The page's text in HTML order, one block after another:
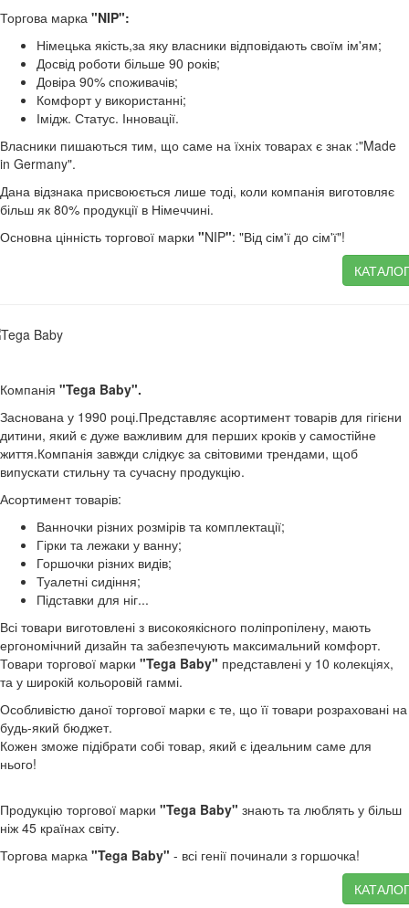
Торгова марка "NIP":
Німецька якість,за яку власники відповідають своїм ім'ям;
Досвід роботи більше 90 років;
Довіра 90% споживачів;
Комфорт у використанні;
Імідж. Статус. Інновації.
Власники пишаються тим, що саме на їхніх товарах є знак :"Made
in Germany".
Дана відзнака присвоюється лише тоді, коли компанія виготовляє
більш як 80% продукції в Німеччині.
Основна цінність торгової марки "NIP": "Від сім'ї до сім'ї"!
Компанія "Tega Baby".
Заснована у 1990 році.Представляє асортимент товарів для гігієни
дитини, який є дуже важливим для перших кроків у самостійне
життя.Компанія завжди слідкує за світовими трендами, щоб
випускати стильну та сучасну продукцію.
Асортимент товарів:
Ванночки різних розмірів та комплектації;
Гірки та лежаки у ванну;
Горшочки різних видів;
Туалетні сидіння;
Підставки для ніг...
Всі товари виготовлені з високоякісного поліпропілену, мають
ергономічний дизайн та забезпечують максимальний комфорт.
Товари торгової марки "Tega Baby" представлені у 10 колекціях,
та у широкій кольоровій гаммі.
Особливістю даної торгової марки є те, що її товари розраховані на
будь-який бюджет.
Кожен зможе підібрати собі товар, який є ідеальним саме для
нього!
Продукцію торгової марки "Tega Baby" знають та люблять у більш
ніж 45 країнах світу.
Торгова марка "Tega Baby" - всі генії починали з горшочка!